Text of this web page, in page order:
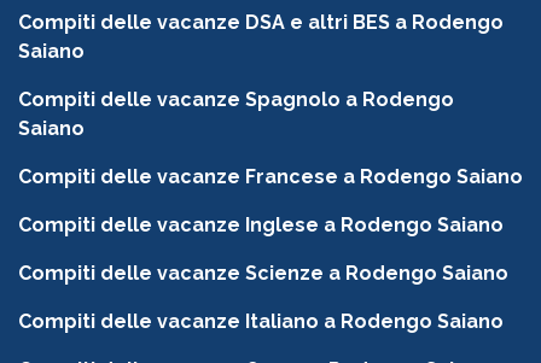
Compiti delle vacanze DSA e altri BES a Rodengo
Saiano
Compiti delle vacanze Spagnolo a Rodengo
Saiano
Compiti delle vacanze Francese a Rodengo Saiano
Compiti delle vacanze Inglese a Rodengo Saiano
Compiti delle vacanze Scienze a Rodengo Saiano
Compiti delle vacanze Italiano a Rodengo Saiano